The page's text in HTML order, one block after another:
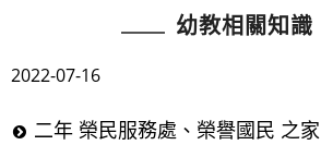
幼教相關知識
2022-07-16
二年 榮民服務處、榮譽國民 之